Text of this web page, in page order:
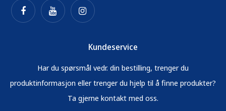
Kundeservice
Har du spørsmål vedr. din bestilling, trenger du
produktinformasjon eller trenger du hjelp til å finne produkter?
Ta gjerne kontakt med oss.